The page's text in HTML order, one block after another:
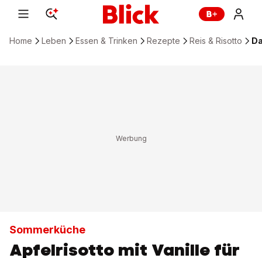
Home Leben Essen & Trinken Rezepte Reis & Risotto
Sommerküche
Apfelrisotto mit Vanille für